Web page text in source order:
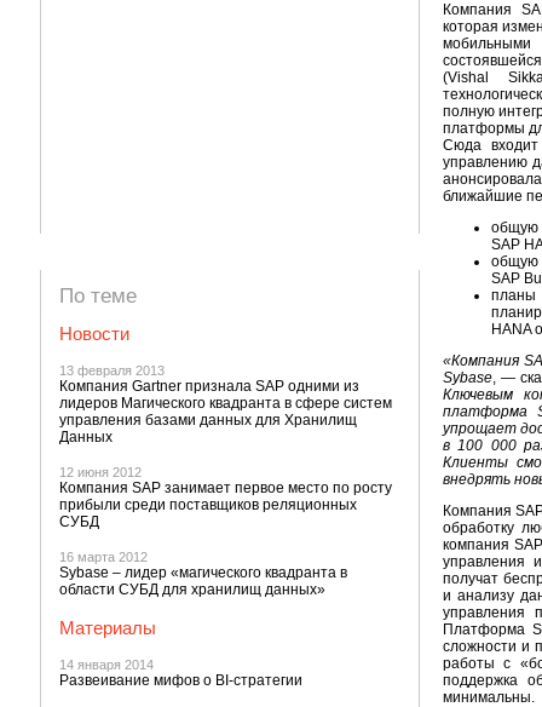
По теме
Новости
13 февраля 2013
Компания Gartner признала SAP одними из
лидеров Магического квадранта в сфере систем
управления базами данных для Хранилищ
Данных
12 июня 2012
Компания SAP занимает первое место по росту
прибыли среди поставщиков реляционных
СУБД
16 марта 2012
Sybase – лидер «магического квадранта в
области СУБД для хранилищ данных»
Материалы
14 января 2014
Развеивание мифов о BI-стратегии
Компания
которая
(Vishal
полную
платформы
Сюда
управлению
ближайшие
общую
SAP
общую
SAP
планы
HANA
«Компания
Sybase, —
Ключевым
платформа
упрощает
в 100 000
Клиенты
внедрять
Компания
обработку
компания
управления
получат
и анализу
управления
Платформа
сложности и
работы с
поддержка
минимальны.